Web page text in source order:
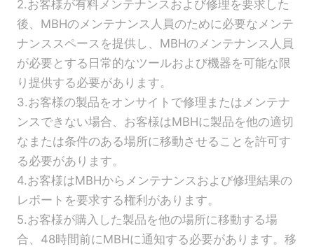
2.お客様が有料メンテナンスおよび修理を要求した
後、MBHのメンテナンス人員のために必要なメンテ
ナンススペースを提供し、MBHのメンテナンス人員
が必要とする日常的なツールおよび機器を可能な限
り提供する必要があります。
3.お客様の製品をオンサイトで修理またはメンテナ
ンスできない場合、お客様はMBHに製品を他の適切
なまたは条件のある場所に移動させることを許可す
る必要があります。
4.お客様はMBHからメンテナンスおよび修理結果の
レポートを要求する権利があります。
5.お客様が購入した製品を他の場所に移動する場
合、48時間前にMBHに通知する必要があります。移